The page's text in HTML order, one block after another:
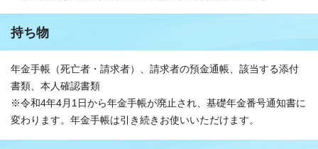
持ち物
年金手帳（死亡者・請求者）、請求者の預金通帳、該当する添付
書類、本人確認書類
※令和4年4月1日から年金手帳が廃止され、基礎年金番号通知書に
変わります。年金手帳は引き続きお使いいただけます。